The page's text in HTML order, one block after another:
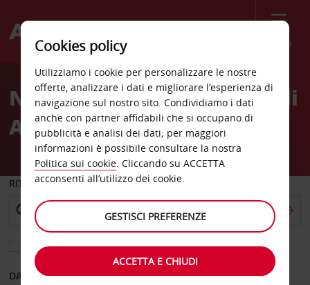
Menù
Welcome
AvisNoleggio auto aeroporto di
Amman
RITIRO DA
Scegli una località di riconsegna diversa
DAL GIORNO AL GIORNO
Cookies policy
Utilizziamo i cookie per personalizzare le nostre
offerte, analizzare i dati e migliorare l’esperienza di
navigazione sul nostro sito. Condividiamo i dati
anche con partner affidabili che si occupano di
pubblicità e analisi dei dati; per maggiori
informazioni è possibile consultare la nostra
Politica sui cookie. Cliccando su ACCETTA
acconsenti all’utilizzo dei cookie.
GESTISCI PREFERENZE
ACCETTA E CHIUDI